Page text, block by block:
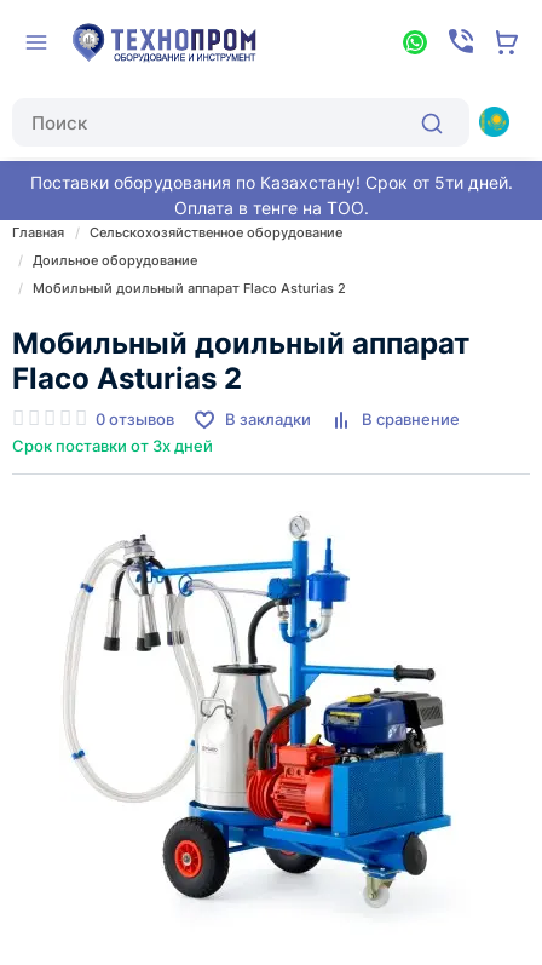
Поставки оборудования по Казахстану! Срок от 5ти дней.
Оплата в тенге на ТОО.
Главная
Сельскохозяйственное оборудование
Доильное оборудование
Мобильный доильный аппарат Flaco Asturias 2
Мобильный доильный аппарат
Flaco Asturias 2
0 отзывов В закладки
В сравнение
Срок поставки от 3х дней